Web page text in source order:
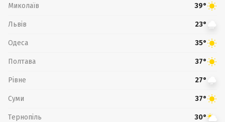
Миколаїв 39°
Львів 23°
Одеса 35°
Полтава 37°
Рівне 27°
Суми 37°
Тернопіль 30°